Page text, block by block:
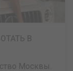
Москвы.